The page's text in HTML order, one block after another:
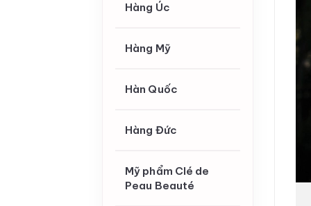
Hàng Úc
Hàng Mỹ
Hàn Quốc
Hàng Đức
Mỹ phẩm Clé de
Peau Beauté